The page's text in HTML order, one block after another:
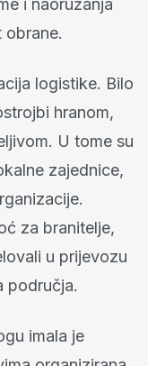
i naoružanja
logistike. Bilo
hranom,
U tome su
zajednice,
za branitelje,
u prijevozu
područja.
imala je